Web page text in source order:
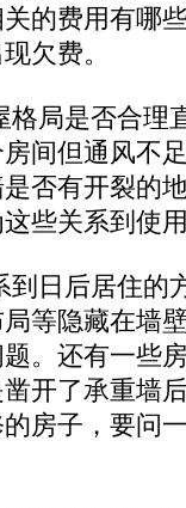
的费用有哪
欠费。
局是否合理
间但通风不
否有开裂的
些关系到使
日后居住的
等隐藏在墙
。还有一些
开了承重墙
房子，要问